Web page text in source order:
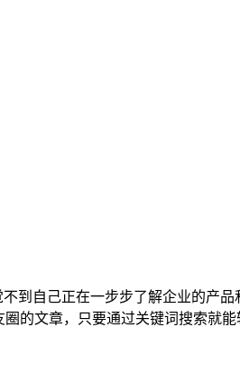
到自己正在一步步了解企业的产
的文章，只要通过关键词搜索就